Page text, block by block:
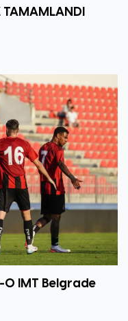
TAMAMLANDI
0 IMT Belgrade